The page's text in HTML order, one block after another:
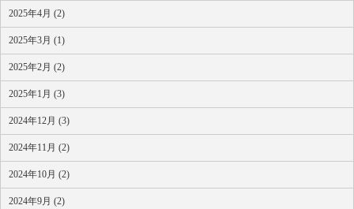
2025年4月 (2)
2025年3月 (1)
2025年2月 (2)
2025年1月 (3)
2024年12月 (3)
2024年11月 (2)
2024年10月 (2)
2024年9月 (2)